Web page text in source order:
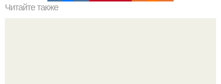
Читайте также